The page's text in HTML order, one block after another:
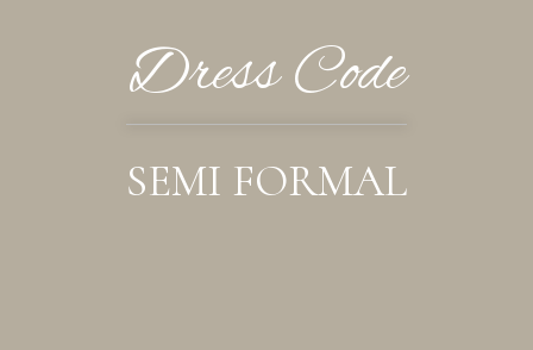
Dress Code
SEMI FORMAL